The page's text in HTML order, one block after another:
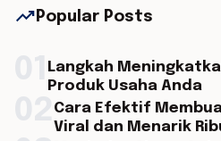
trending_up Popular Posts
Langkah
Produk Usaha Anda
Cara Efektif
Viral dan Menarik